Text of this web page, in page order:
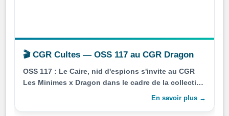
🎬 CGR Cultes — OSS 117 au CGR Dragon
OSS 117 : Le Caire, nid d'espions s'invite au CGR
Les Minimes x Dragon dans le cadre de la collection
En savoir plus →